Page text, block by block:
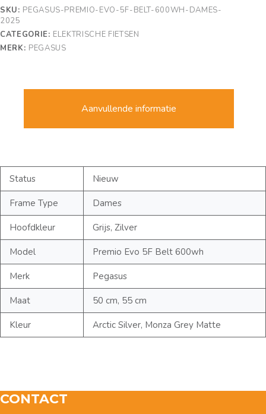
SKU: PEGASUS-PREMIO-EVO-5F-BELT-600WH-DAMES-
2025
CATEGORIE: ELEKTRISCHE FIETSEN
MERK: PEGASUS
Aanvullende informatie
Status Nieuw
Frame Type Dames
Hoofdkleur Grijs, Zilver
Model Premio Evo 5F Belt 600wh
Merk Pegasus
Maat 50 cm, 55 cm
Kleur Arctic Silver, Monza Grey Matte
CONTACT